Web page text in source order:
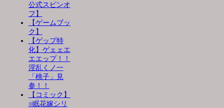
公式スピンオ
フ】
【ゲームブッ
ク】
【ゲップ特
化】ゲェェエ
エエップ！！
淫乱くノ一
「桃子」見
参！！
【コミック】
○眠花嫁シリ